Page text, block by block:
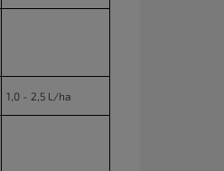
1,0 - 2,5 L/ha